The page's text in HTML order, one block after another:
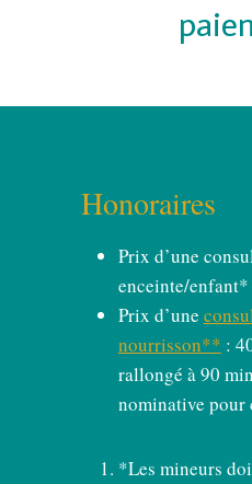
Honoraires
Prix d’une
enceinte/
Prix d’une
nourrisson** :
rallongé à 90
nominative pour
*Les mineurs